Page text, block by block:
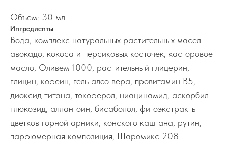
Объем: 30 мл
Ингредиенты
Вода, комплекс натуральных растительных масел
авокадо, кокоса и персиковых косточек, касторовое
масло, Оливем 1000, растительный глицерин,
глицин, кофеин, гель алоэ вера, провитамин B5,
диоксид титана, токоферол, ниацинамид, аскорбил
глюкозид, аллантоин, бисаболол, фитоэкстракты
цветков горной арники, конского каштана, рутин,
парфюмерная композиция, Шаромикс 208